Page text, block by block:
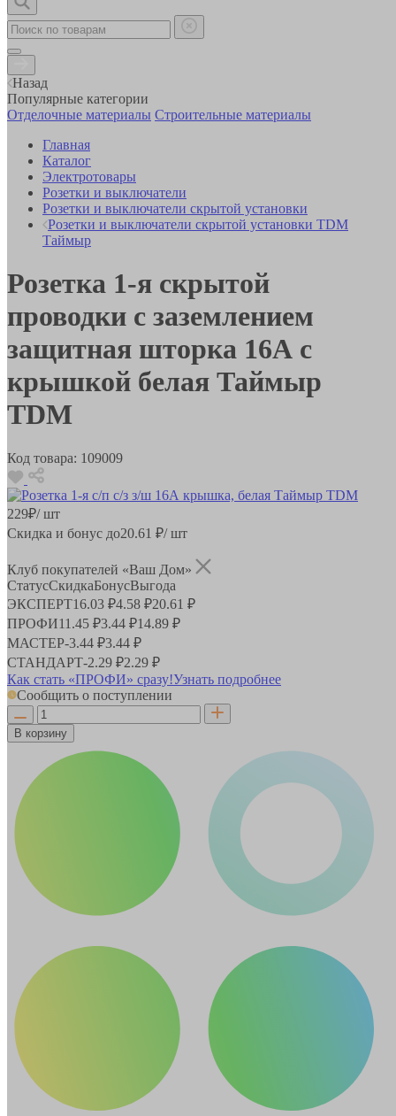
Назад
Популярные категории
Отделочные материалы Строительные материалы
Главная
Каталог
Электротовары
Розетки и выключатели
Розетки и выключатели скрытой установки
Розетки и выключатели скрытой установки TDM
Таймыр
Розетка 1-я скрытой
проводки с заземлением
защитная шторка 16А с
крышкой белая Таймыр
TDM
Код товара: 109009
229₽/ шт
Скидка и бонус до20.61 ₽/ шт
Клуб покупателей «Ваш Дом»
СтатусСкидкаБонусВыгода
ЭКСПЕРТ16.03 ₽4.58 ₽20.61 ₽
ПРОФИ11.45 ₽3.44 ₽14.89 ₽
МАСТЕР-3.44 ₽3.44 ₽
СТАНДАРТ-2.29 ₽2.29 ₽
Как стать «ПРОФИ» сразу!Узнать подробнее
Сообщить о поступлении
В корзину